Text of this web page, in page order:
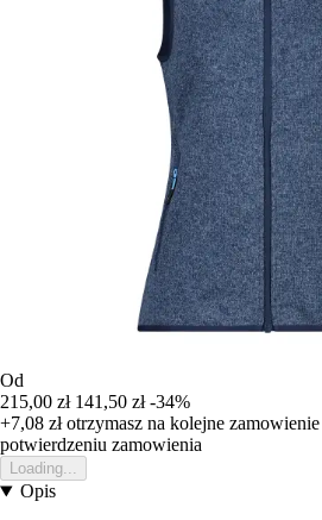
Od
215,00 zł 141,50 zł -34%
+7,08 złotrzymasz na kolejne zamowienie
potwierdzeniu zamowienia
Loading...
Opis